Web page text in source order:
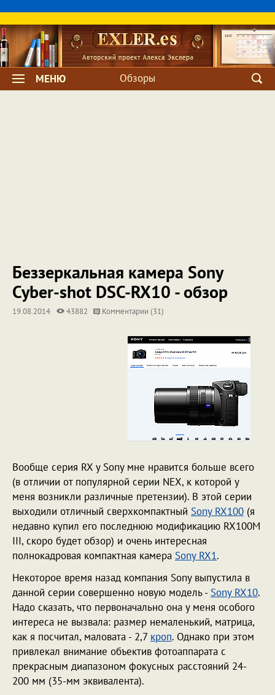
МЕНЮ Обзоры
Беззеркальная камера Sony
Cyber-shot DSC-RX10 - обзор
19.08.2014 43882 Комментарии (31)
Вообще серия RX у Sony мне нравится больше всего
(в отличии от популярной серии NEX, к которой у
меня возникли различные претензии). В этой серии
выходили отличный сверхкомпактный Sony RX100 (я
недавно купил его последнюю модификацию RX100M
III, скоро будет обзор) и очень интересная
полнокадровая компактная камера Sony RX1.
Некоторое время назад компания Sony выпустила в
данной серии совершенно новую модель - Sony RX10.
Надо сказать, что первоначально она у меня особого
интереса не вызвала: размер немаленький, матрица,
как я посчитал, маловата - 2,7 кроп. Однако при этом
привлекал внимание объектив фотоаппарата с
прекрасным диапазоном фокусных расстояний 24-
200 мм (35-мм эквивалента).